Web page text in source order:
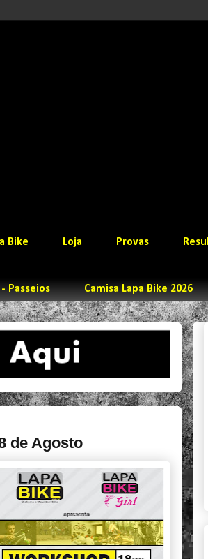
Bike Loja Provas
Passeios Camisa Lapa Bike 2026
de Agosto